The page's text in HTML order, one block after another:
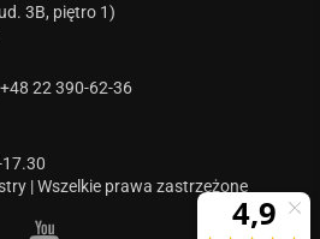
3B, piętro 1)
22 390-62-36
17.30
| Wszelkie prawa zastrzeżone